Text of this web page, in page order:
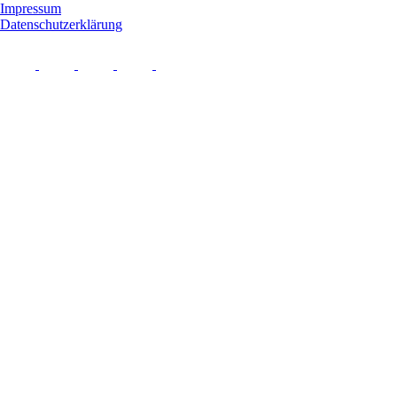
Impressum
Datenschutzerklärung